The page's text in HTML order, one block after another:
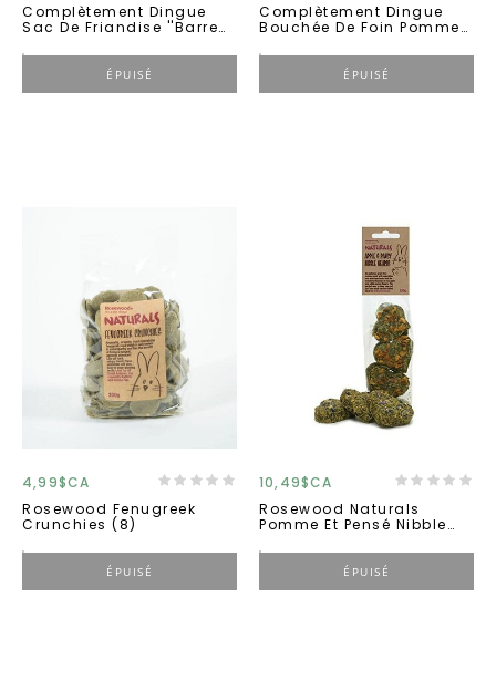
Complètement Dingue
Sac De Friandise ''barre
ÉPUISÉ
Complètement Dingue
Bouchée De Foin Pommes
ÉPUISÉ
4,99$CA
Rosewood Fenugreek
Crunchies (8)
ÉPUISÉ
10,49$CA
Rosewood Naturals
Pomme Et Pensé Nibble
ÉPUISÉ